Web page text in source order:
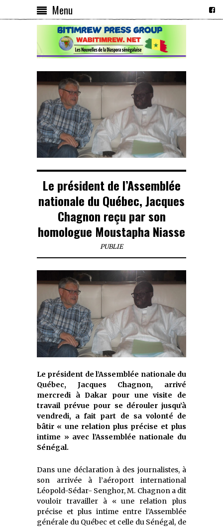
Menu
Le président de l’Assemblée
nationale du Québec, Jacques
Chagnon reçu par son
homologue Moustapha Niasse
PUBLIE
Le président de l’Assemblée nationale du
Québec, Jacques Chagnon, arrivé
mercredi à Dakar pour une visite de
travail prévue pour se dérouler jusqu’à
vendredi, a fait part de sa volonté de
bâtir « une relation plus précise et plus
intime » avec l’Assemblée nationale du
Sénégal.
Dans une déclaration à des journalistes, à
son arrivée à l’aéroport international
Léopold-Sédar- Senghor, M. Chagnon a dit
vouloir travailler à « une relation plus
précise et plus intime entre l’Assemblée
générale du Québec et celle du Sénégal, de